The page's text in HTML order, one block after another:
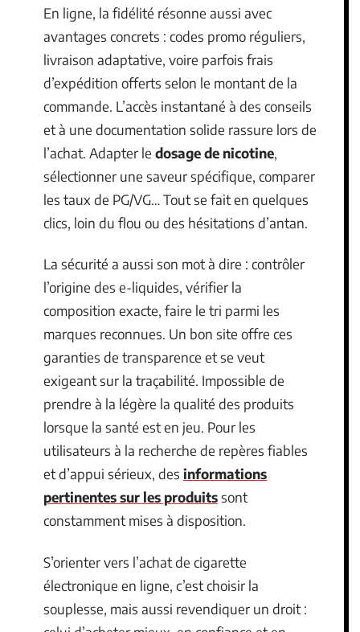
En ligne, la fidélité résonne aussi avec
avantages concrets : codes promo réguliers,
livraison adaptative, voire parfois frais
d’expédition offerts selon le montant de la
commande. L’accès instantané à des conseils
et à une documentation solide rassure lors de
l’achat. Adapter le dosage de nicotine,
sélectionner une saveur spécifique, comparer
les taux de PG/VG… Tout se fait en quelques
clics, loin du flou ou des hésitations d’antan.
La sécurité a aussi son mot à dire : contrôler
l’origine des e-liquides, vérifier la
composition exacte, faire le tri parmi les
marques reconnues. Un bon site offre ces
garanties de transparence et se veut
exigeant sur la traçabilité. Impossible de
prendre à la légère la qualité des produits
lorsque la santé est en jeu. Pour les
utilisateurs à la recherche de repères fiables
et d’appui sérieux, des informations
pertinentes sur les produitssont
constamment mises à disposition.
S’orienter vers l’achat de cigarette
électronique en ligne, c’est choisir la
souplesse, mais aussi revendiquer un droit :